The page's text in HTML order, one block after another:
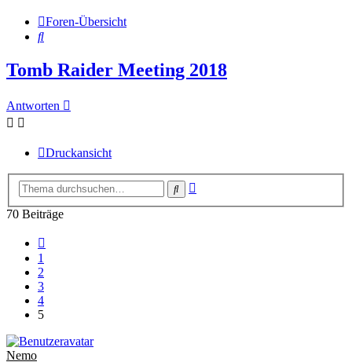
Foren-Übersicht
Suche
Tomb Raider Meeting 2018
Antworten
Druckansicht
Suche
70 Beiträge
1
2
3
4
5
Nemo